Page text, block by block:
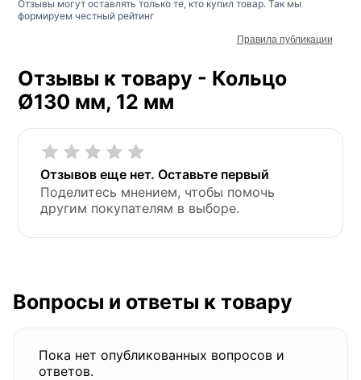
Отзывы к товару - Кольцо
Ø130 мм, 12 мм
Отзывов еще нет. Оставьте первый
Поделитесь мнением, чтобы помочь
другим покупателям в выборе.
Отзывы могут оставлять только те, кто купил товар. Так мы
формируем честный рейтинг
Правила публикации
Вопросы и ответы к товару
Пока нет опубликованных вопросов и
ответов.